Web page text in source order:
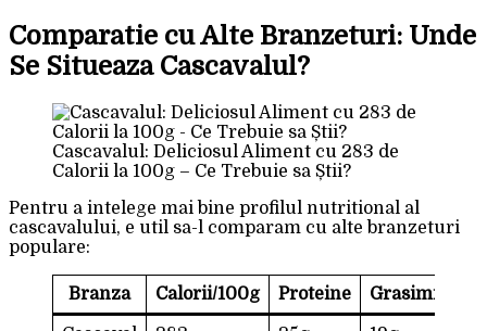
Comparatie cu Alte Branzeturi: Unde
Se Situeaza Cascavalul?
Cascavalul: Deliciosul Aliment cu 283 de
Calorii la 100g – Ce Trebuie sa Știi?
Pentru a intelege mai bine profilul nutritional al
cascavalului, e util sa-l comparam cu alte branzeturi
populare:
Branza Calorii/100g Proteine Grasimi